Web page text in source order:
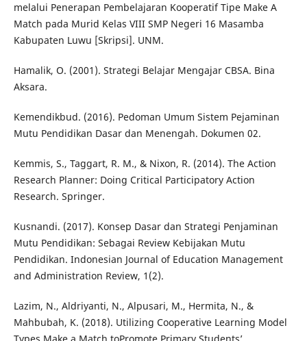
melalui Penerapan Pembelajaran Kooperatif Tipe Make A
Match pada Murid Kelas VIII SMP Negeri 16 Masamba
Kabupaten Luwu [Skripsi]. UNM.
Hamalik, O. (2001). Strategi Belajar Mengajar CBSA. Bina
Aksara.
Kemendikbud. (2016). Pedoman Umum Sistem Pejaminan
Mutu Pendidikan Dasar dan Menengah. Dokumen 02.
Kemmis, S., Taggart, R. M., & Nixon, R. (2014). The Action
Research Planner: Doing Critical Participatory Action
Research. Springer.
Kusnandi. (2017). Konsep Dasar dan Strategi Penjaminan
Mutu Pendidikan: Sebagai Review Kebijakan Mutu
Pendidikan. Indonesian Journal of Education Management
and Administration Review, 1(2).
Lazim, N., Aldriyanti, N., Alpusari, M., Hermita, N., &
Mahbubah, K. (2018). Utilizing Cooperative Learning Model